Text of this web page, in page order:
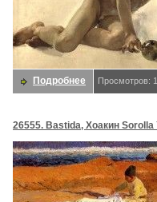
Подробнее Просмотров:
26555. Bastida, Хоакин Sorolla